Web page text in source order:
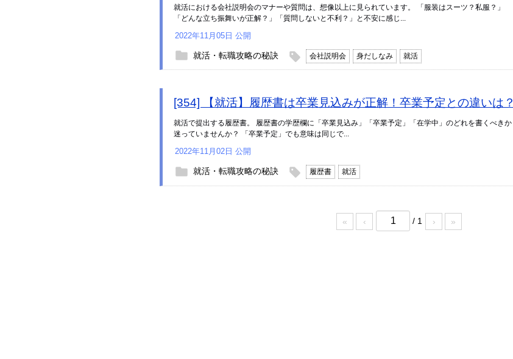
就活における会社説明会のマナーや質問は、想像以上に見られています。 「服装はスーツ？私服？」
「どんな立ち振舞いが正解？」「質問しないと不利？」と不安に感じ...
2022年11月05日 公開
就活・転職攻略の秘訣 会社説明会 身だしなみ 就活
[354] 【就活】履歴書は卒業見込みが正解！卒業予定との違いは？
就活で提出する履歴書。 履歴書の学歴欄に「卒業見込み」「卒業予定」「在学中」のどれを書くべきか
迷っていませんか？ 「卒業予定」でも意味は同じで...
2022年11月02日 公開
就活・転職攻略の秘訣 履歴書 就活
« ‹ / 1 › »